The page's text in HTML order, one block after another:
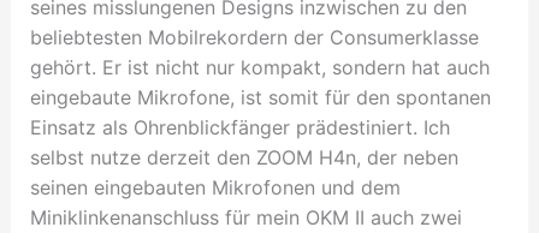
seines misslungenen Designs inzwischen zu den
beliebtesten Mobilrekordern der Consumerklasse
gehört. Er ist nicht nur kompakt, sondern hat auch
eingebaute Mikrofone, ist somit für den spontanen
Einsatz als Ohrenblickfänger prädestiniert. Ich
selbst nutze derzeit den ZOOM H4n, der neben
seinen eingebauten Mikrofonen und dem
Miniklinkenanschluss für mein OKM II auch zwei